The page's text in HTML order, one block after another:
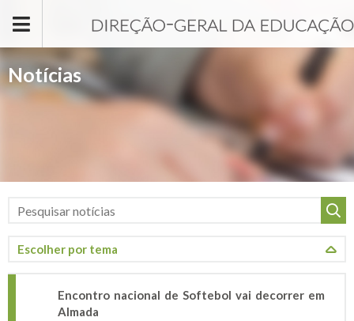
Notícias
Encontro nacional de Softebol vai decorrer em
Almada